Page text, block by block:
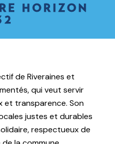
HORIZON
de Riveraines et
qui veut servir
et transparence. Son
justes et durables
respectueux de